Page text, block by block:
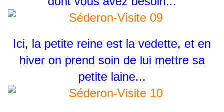
Ici, la petite reine est la vedette, et en
hiver on prend soin de lui mettre sa
petite laine...